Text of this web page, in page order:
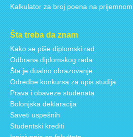
Kalkulator za broj poena na prijemnom
Šta treba da znam
Kako se piše diplomski rad
Odbrana diplomskog rada
Šta je dualno obrazovanje
Odredbe konkursa za upis studija
Prava i obaveze studenata
Bolonjska deklaracija
Saveti uspešnih
Studentski krediti